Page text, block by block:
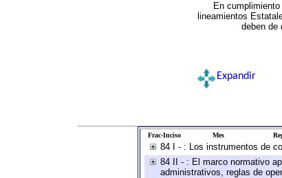
En
lineamientos
deben de
Expandir
Frac-Inciso Mes
84 I - : Los instrumentos de
84 II - : El marco normativo
administrativos, reglas de